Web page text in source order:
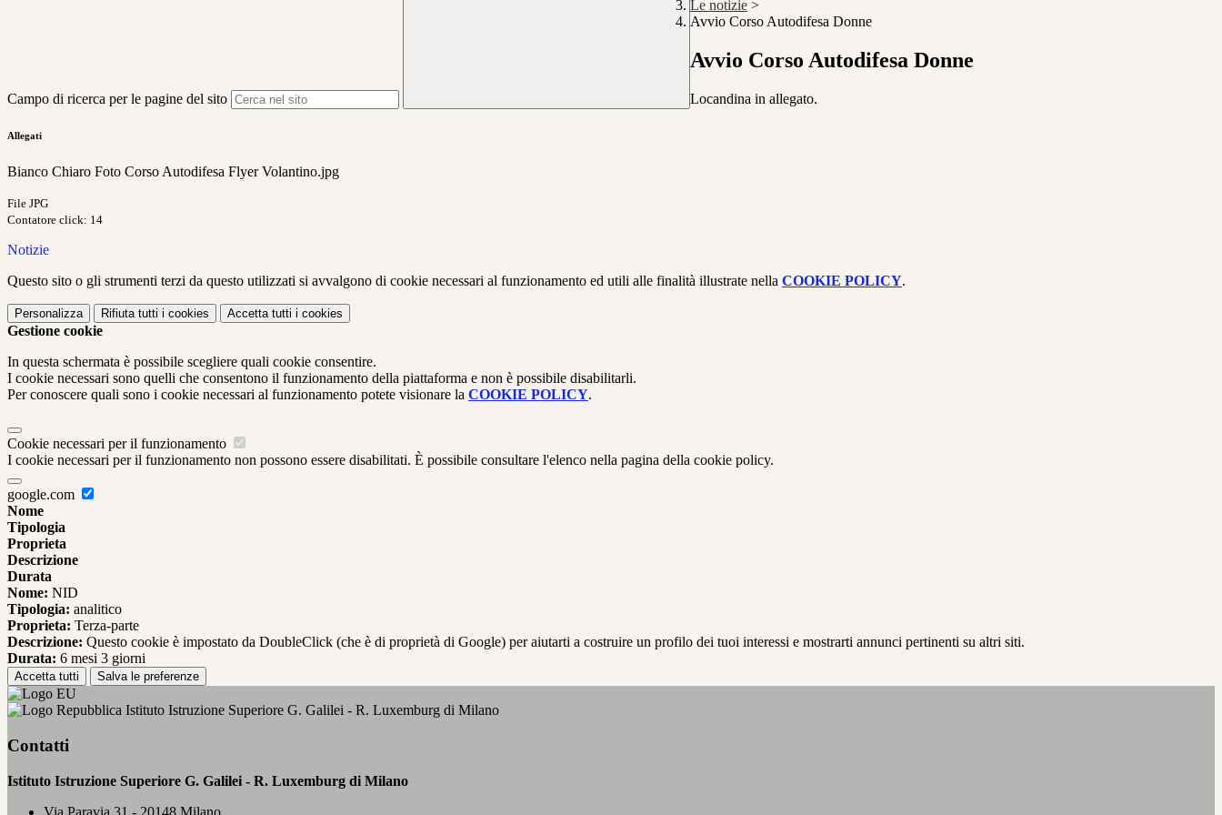
Campo di ricerca per le pagine del sito
Le notizie >
Avvio Corso Autodifesa Donne
Avvio Corso Autodifesa Donne
Locandina in allegato.
Allegati
Bianco Chiaro Foto Corso Autodifesa Flyer Volantino.jpg
File JPG
Contatore click: 14
Notizie
Questo sito o gli strumenti terzi da questo utilizzati si avvalgono di cookie necessari al funzionamento ed utili alle finalità illustrate nella COOKIE POLICY.
Personalizza Rifiuta tutti i cookies Accetta tutti i cookies
Gestione cookie
In questa schermata è possibile scegliere quali cookie consentire.
I cookie necessari sono quelli che consentono il funzionamento della piattaforma e non è possibile disabilitarli.
Per conoscere quali sono i cookie necessari al funzionamento potete visionare la COOKIE POLICY.
Cookie necessari per il funzionamento
I cookie necessari per il funzionamento non possono essere disabilitati. È possibile consultare l'elenco nella pagina della cookie policy.
google.com
Nome
Tipologia
Proprieta
Descrizione
Durata
Nome: NID
Tipologia: analitico
Proprieta: Terza-parte
Descrizione: Questo cookie è impostato da DoubleClick (che è di proprietà di Google) per aiutarti a costruire un profilo dei tuoi interessi e mostrarti annunci pertinenti su altri siti.
Durata: 6 mesi 3 giorni
Accetta tutti Salva le preferenze
Istituto Istruzione Superiore G. Galilei - R. Luxemburg di Milano
Contatti
Istituto Istruzione Superiore G. Galilei - R. Luxemburg di Milano
Via Paravia 31 - 20148 Milano